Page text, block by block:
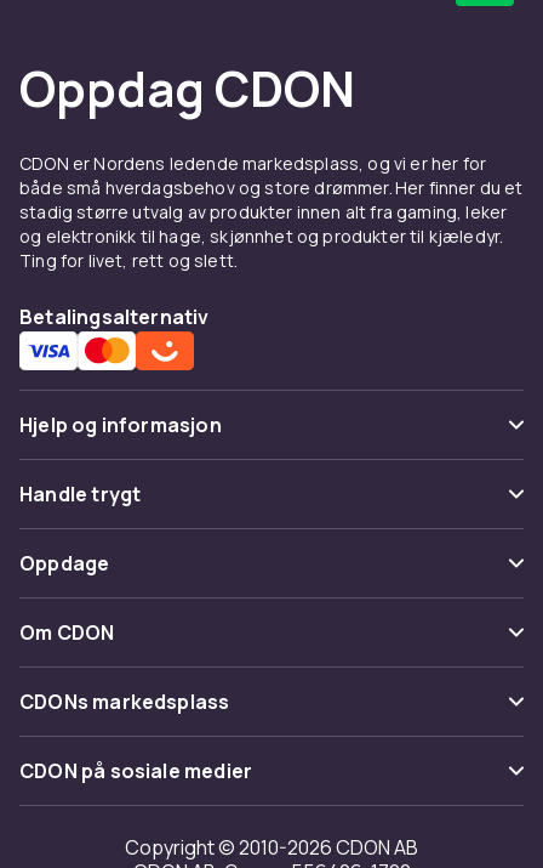
Oppdag CDON
CDON er Nordens ledende markedsplass, og vi er her for
både små hverdagsbehov og store drømmer. Her finner du et
stadig større utvalg av produkter innen alt fra gaming, leker
og elektronikk til hage, skjønnhet og produkter til kjæledyr.
Ting for livet, rett og slett.
Betalingsalternativ
Hjelp og informasjon
Vanlige spørsmål
Spor pakke
Angre & returner her
Kontakt oss
Handle trygt
Betaling
Levering
Tilbakekallinger
Oppdage
Kategorier
Varemerker
Om CDON
Om oss
Kundeanmeldelser
Jobbe på CDON
Investor relations
CDONs markedsplass
Merchant Help Center
CDON på sosiale medier
Copyright © 2010-2026 CDON AB